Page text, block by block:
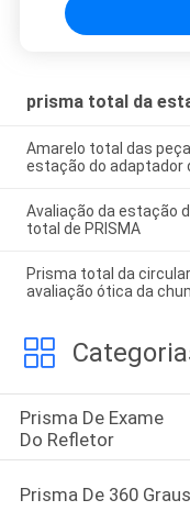
prisma total da
Amarelo total das
estação do adaptador
Avaliação da estação
total de PRISMA
Prisma total da
avaliação ótica da
Prisma De Exame
Do Refletor
Prisma De 360 Graus